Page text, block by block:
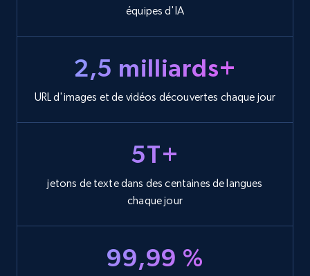
équipes d'IA
2,5 milliards+
URL d'images et de vidéos découvertes chaque jour
5T+
jetons de texte dans des centaines de langues
chaque jour
99,99 %